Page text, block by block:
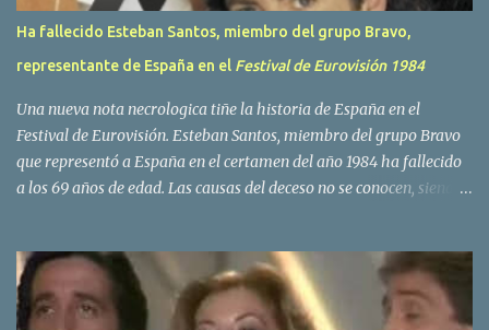
Ha fallecido Esteban Santos, miembro del grupo Bravo,
representante de España en el Festival de Eurovisión 1984
Una nueva nota necrologica tiñe la historia de España en el
Festival de Eurovisión. Esteban Santos, miembro del grupo Bravo
que representó a España en el certamen del año 1984 ha fallecido
a los 69 años de edad. Las causas del deceso no se conocen, siendo
traves de las redes sociales. Nacido en Tolosa en 1951, durante su
epoca universitaria en la carrera de empresariales conoció al
estudiante de medicina Luis Villar, comenzando a actuar